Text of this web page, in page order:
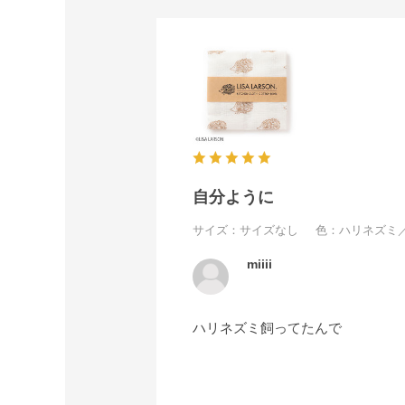
自分ように
サイズ：サイズなし 色：ハリネズミ
miiii
ハリネズミ飼ってたんで